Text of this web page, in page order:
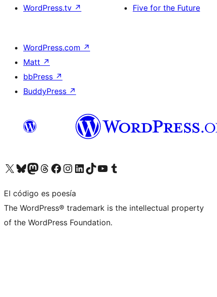
WordPress.tv ↗
Five for the Future
WordPress.com ↗
Matt ↗
bbPress ↗
BuddyPress ↗
Visita nuestra cuenta de X (anteriormente Twitter)
Visita nuestra cuenta de Bluesky
Visita nuestra cuenta de Mastodon
Visita nuestra cuenta de Threads
Visita nuestra página de Facebook
Visita nuestra cuenta de Instagram
Visita nuestra cuenta de LinkedIn
Visita nuestra cuenta de TikTok
Visita nuestro canal de YouTube
Visita nuestra cuenta de Tumblr
El código es poesía
The WordPress® trademark is the intellectual property
of the WordPress Foundation.